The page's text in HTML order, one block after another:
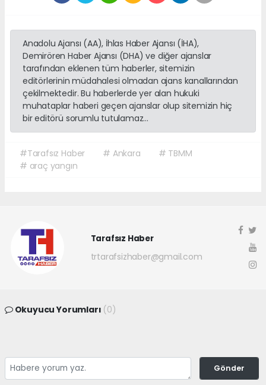
Anadolu Ajansı (AA), İhlas Haber Ajansı (İHA),
Demirören Haber Ajansı (DHA) ve diğer ajanslar
tarafından eklenen tüm haberler, sitemizin
editörlerinin müdahalesi olmadan ajans kanallarından
çekilmektedir. Bu haberlerde yer alan hukuki
muhataplar haberi geçen ajanslar olup sitemizin hiç
bir editörü sorumlu tutulamaz...
#Tarafsız Haber # Ankara
# TBMM
# araç yangın
Tarafsız Haber
trtarafsizhaber@gmail.com
Okuyucu Yorumları (0)
Gönder